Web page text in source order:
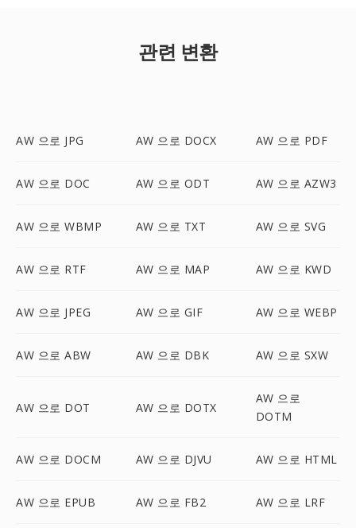
관련 변환
AW 으로 JPG AW 으로 DOCX AW 으로 PDF
AW 으로 DOC AW 으로 ODT AW 으로 AZW3
AW 으로 WBMP AW 으로 TXT AW 으로 SVG
AW 으로 RTF AW 으로 MAP AW 으로 KWD
AW 으로 JPEG AW 으로 GIF AW 으로 WEBP
AW 으로 ABW AW 으로 DBK AW 으로 SXW
AW 으로 DOT AW 으로 DOTX
AW 으로
DOTM
AW 으로 DOCM AW 으로 DJVU AW 으로 HTML
AW 으로 EPUB AW 으로 FB2 AW 으로 LRF